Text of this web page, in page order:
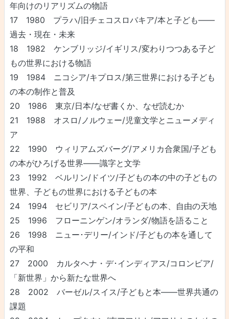
年向けのリアリズムの物語
17 1980 プラハ/旧チェコスロバキア/本と子ども――
過去・現在・未来
18 1982 ケンブリッジ/イギリス/変わりつつある子ど
もの世界における物語
19 1984 ニコシア/キプロス/第三世界における子ども
の本の制作と普及
20 1986 東京/日本/なぜ書くか、なぜ読むか
21 1988 オスロ/ノルウェー/児童文学とニューメディ
ア
22 1990 ウィリアムズバーグ/アメリカ合衆国/子ども
の本がひろげる世界――識字と文学
23 1992 ベルリン/ドイツ/子どもの本の中の子どもの
世界、子どもの世界における子どもの本
24 1994 セビリア/スペイン/子どもの本、自由の天地
25 1996 フローニンゲン/オランダ/物語を語ること
26 1998 ニュー･デリー/インド/子どもの本を通して
の平和
27 2000 カルタヘナ・デ･インディアス/コロンビア/
「新世界」から新たな世界へ
28 2002 バーゼル/スイス/子どもと本――世界共通の
課題